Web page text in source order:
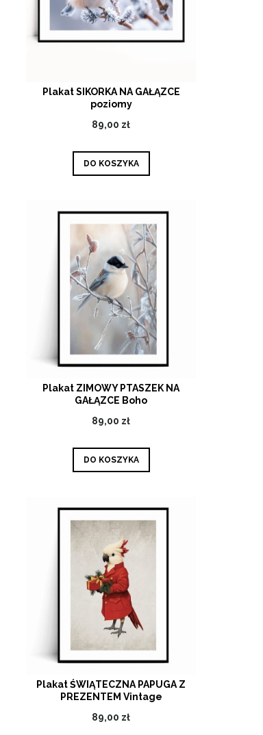
Plakat SIKORKA NA GAŁĄZCE
poziomy
89,00 zł
DO KOSZYKA
Plakat ZIMOWY PTASZEK NA
GAŁĄZCE Boho
89,00 zł
DO KOSZYKA
Plakat ŚWIĄTECZNA PAPUGA Z
PREZENTEM Vintage
89,00 zł